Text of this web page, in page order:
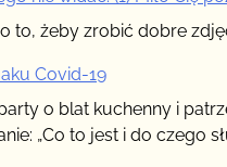
to, żeby zrobić dobre
Covid-19
o blat kuchenny i
„Co to jest i do czego